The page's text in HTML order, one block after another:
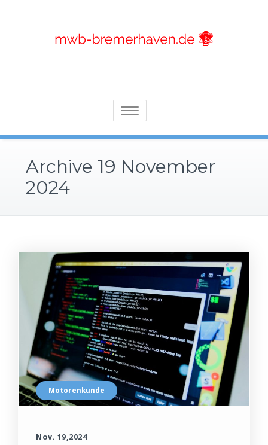
Mwb-bremerhaven.de
Toggle
Archive 19 November
2024
Motorenkunde
Nov. 19,2024